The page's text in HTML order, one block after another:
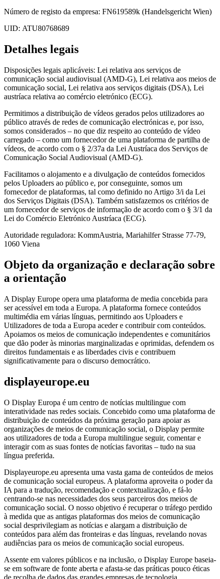
Número de registo da empresa: FN619589k (Handelsgericht Wien)
UID: ATU80768689
Detalhes legais
Disposições legais aplicáveis: Lei relativa aos serviços de
comunicação social audiovisual (AMD-G), Lei relativa aos meios de
comunicação social, Lei relativa aos serviços digitais (DSA), Lei
austríaca relativa ao comércio eletrónico (ECG).
Permitimos a distribuição de vídeos gerados pelos utilizadores ao
público através de redes de comunicação electrónicas e, por isso,
somos considerados – no que diz respeito ao conteúdo de vídeo
carregado – como um fornecedor de uma plataforma de partilha de
vídeos, de acordo com o § 2/37a da Lei Austríaca dos Serviços de
Comunicação Social Audiovisual (AMD-G).
Facilitamos o alojamento e a divulgação de conteúdos fornecidos
pelos Uploaders ao público e, por conseguinte, somos um
fornecedor de plataformas, tal como definido no Artigo 3/i da Lei
dos Serviços Digitais (DSA). Também satisfazemos os critérios de
um fornecedor de serviços de informação de acordo com o § 3/1 da
Lei do Comércio Eletrónico Austríaca (ECG).
Autoridade reguladora: KommAustria, Mariahilfer Strasse 77-79,
1060 Viena
Objeto da organização e declaração sobre
a orientação
A Display Europe opera uma plataforma de media concebida para
ser acessível em toda a Europa. A plataforma fornece conteúdos
multimédia em várias línguas, permitindo aos Uploaders e
Utilizadores de toda a Europa aceder e contribuir com conteúdos.
Apoiamos os meios de comunicação independentes e comunitários
que dão poder às minorias marginalizadas e oprimidas, defendem os
direitos fundamentais e as liberdades civis e contribuem
significativamente para o discurso democrático.
displayeurope.eu
O Display Europa é um centro de notícias multilingue com
interatividade nas redes sociais. Concebido como uma plataforma de
distribuição de conteúdos da próxima geração para apoiar as
organizações de meios de comunicação social, o Display permite
aos utilizadores de toda a Europa multilingue seguir, comentar e
interagir com as suas fontes de notícias favoritas – tudo na sua
língua preferida.
Displayeurope.eu apresenta uma vasta gama de conteúdos de meios
de comunicação social europeus. A plataforma aproveita o poder da
IA para a tradução, recomendação e contextualização, e fá-lo
centrando-se nas necessidades dos seus parceiros dos meios de
comunicação social. O nosso objetivo é recuperar o tráfego perdido
à medida que as antigas plataformas dos meios de comunicação
social desprivilegiam as notícias e alargam a distribuição de
conteúdos para além das fronteiras e das línguas, revelando novas
audiências para os meios de comunicação social europeus.
Assente em valores públicos e na inclusão, o Display Europe baseia-
se em software de fonte aberta e afasta-se das práticas pouco éticas
de recolha de dados das grandes empresas de tecnologia.